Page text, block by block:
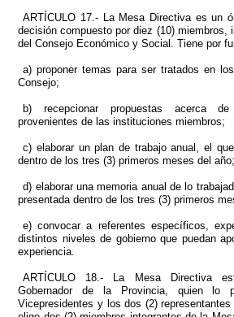
ARTÍCULO 17.- La Mesa Directiva es un
decisión compuesto por diez (10) miembros,
del Consejo Económico y Social. Tiene por
a) proponer temas para ser tratados en
Consejo;
b) recepcionar propuestas acerca de
provenientes de las instituciones miembros;
c) elaborar un plan de trabajo anual, el
dentro de los tres (3) primeros meses del año;
d) elaborar una memoria anual de lo
presentada dentro de los tres (3) primeros
e) convocar a referentes específicos,
distintos niveles de gobierno que puedan
experiencia.
ARTÍCULO 18.- La Mesa Directiva
Gobernador de la Provincia, quien lo
Vicepresidentes y los dos (2)